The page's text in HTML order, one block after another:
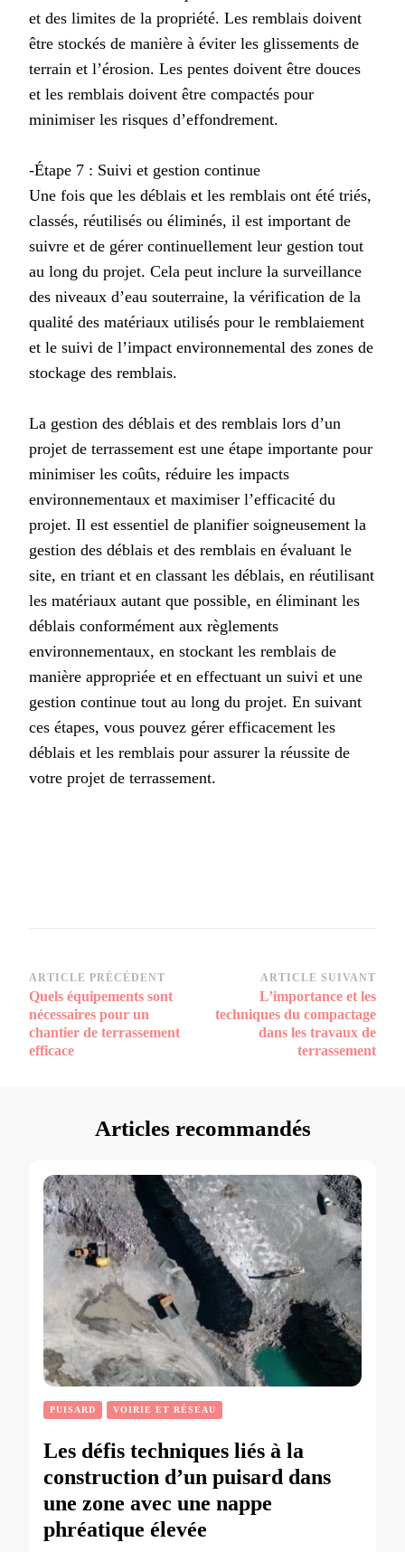
et des limites de la propriété. Les remblais doivent
être stockés de manière à éviter les glissements de
terrain et l’érosion. Les pentes doivent être douces
et les remblais doivent être compactés pour
minimiser les risques d’effondrement.
-Étape 7 : Suivi et gestion continue
Une fois que les déblais et les remblais ont été triés,
classés, réutilisés ou éliminés, il est important de
suivre et de gérer continuellement leur gestion tout
au long du projet. Cela peut inclure la surveillance
des niveaux d’eau souterraine, la vérification de la
qualité des matériaux utilisés pour le remblaiement
et le suivi de l’impact environnemental des zones de
stockage des remblais.
La gestion des déblais et des remblais lors d’un
projet de terrassement est une étape importante pour
minimiser les coûts, réduire les impacts
environnementaux et maximiser l’efficacité du
projet. Il est essentiel de planifier soigneusement la
gestion des déblais et des remblais en évaluant le
site, en triant et en classant les déblais, en réutilisant
les matériaux autant que possible, en éliminant les
déblais conformément aux règlements
environnementaux, en stockant les remblais de
manière appropriée et en effectuant un suivi et une
gestion continue tout au long du projet. En suivant
ces étapes, vous pouvez gérer efficacement les
déblais et les remblais pour assurer la réussite de
votre projet de terrassement.
Navigation
d’article
ARTICLE PRÉCÉDENT
Quels équipements sont
nécessaires pour un
chantier de terrassement
efficace
ARTICLE SUIVANT
L’importance et les
techniques du compactage
dans les travaux de
terrassement
Articles recommandés
PUISARD VOIRIE ET RÉSEAU
Les défis techniques liés à la
construction d’un puisard dans
une zone avec une nappe
phréatique élevée